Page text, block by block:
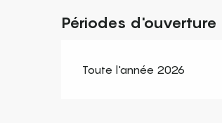
Périodes d'ouverture
Toute l'année 2026